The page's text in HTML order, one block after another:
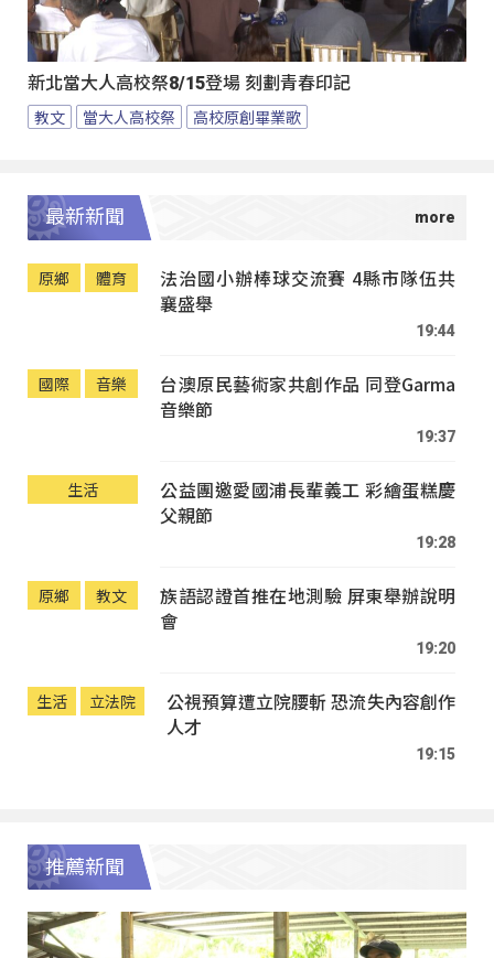
新北當大人高校祭8/15登場 刻劃青春印記
教文 當大人高校祭 高校原創畢業歌
最新新聞
原鄉 體育
法治國小辦棒球交流賽 4縣市隊伍共
襄盛舉
19:44
國際 音樂
台澳原民藝術家共創作品 同登Garma
音樂節
19:37
生活
公益團邀愛國浦長輩義工 彩繪蛋糕慶
父親節
19:28
原鄉 教文
族語認證首推在地測驗 屏東舉辦說明
會
19:20
生活 立法院
公視預算遭立院腰斬 恐流失內容創作
人才
19:15
推薦新聞